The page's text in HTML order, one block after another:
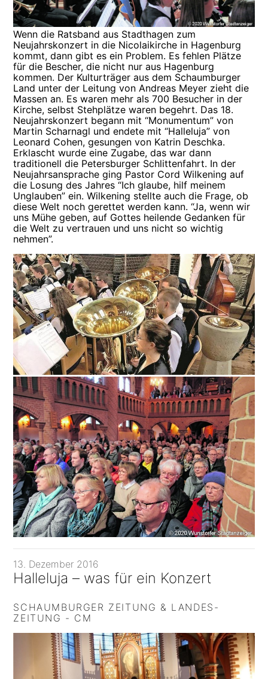
Wenn die Ratsband aus Stadthagen zum
Neujahrskonzert in die Nicolaikirche in Hagenburg
kommt, dann gibt es ein Problem. Es fehlen Plätze
für die Bescher, die nicht nur aus Hagenburg
kommen. Der Kulturträger aus dem Schaumburger
Land unter der Leitung von Andreas Meyer zieht die
Massen an. Es waren mehr als 700 Besucher in der
Kirche, selbst Stehplätze waren begehrt. Das 18.
Neujahrskonzert begann mit “Monumentum” von
Martin Scharnagl und endete mit “Halleluja” von
Leonard Cohen, gesungen von Katrin Deschka.
Erklascht wurde eine Zugabe, das war dann
traditionell die Petersburger Schlittenfahrt. In der
Neujahrsansprache ging Pastor Cord Wilkening auf
die Losung des Jahres “Ich glaube, hilf meinem
Unglauben” ein. Wilkening stellte auch die Frage, ob
diese Welt noch gerettet werden kann. “Ja, wenn wir
uns Mühe geben, auf Gottes heilende Gedanken für
die Welt zu vertrauen und uns nicht so wichtig
nehmen”.
13. Dezember 2016
Halleluja – was für ein Konzert
SCHAUMBURGER ZEITUNG & LANDES-
ZEITUNG - CM